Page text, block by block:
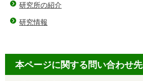
研究所の紹介
研究情報
本ページに関する問い合わせ先